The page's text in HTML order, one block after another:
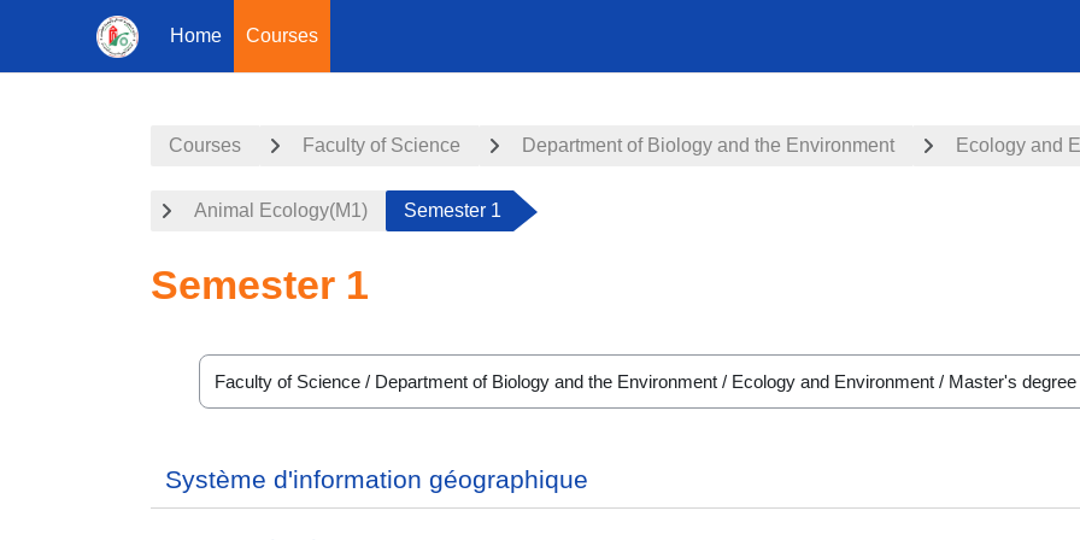
Home Courses
Courses Faculty of Science Department of Biology and the Environment Ecology and
Animal Ecology(M1) Semester 1
Semester 1
Course categories
Système d'information géographique